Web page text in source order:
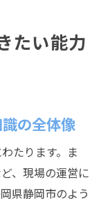
たい能力
の全体像
たります。ま
、現場の運営に
県静岡市のよう